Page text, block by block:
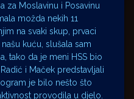
za Moslavinu i Posavinu
možda nekih 11
na svaki skup, prvaci
kuću, slušala sam
tako da je meni HSS bio
i Maček predstavljali
je bilo nešto što
provodila u djelo.